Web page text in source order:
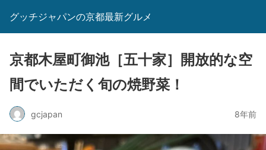
グッチジャパンの京都最新グルメ
京都木屋町御池［五十家］開放的な空
間でいただく旬の焼野菜！
gcjapan 8年前